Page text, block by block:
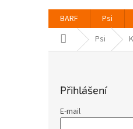
BARF Psi
Domů Psi
Přihlášení
E-mail